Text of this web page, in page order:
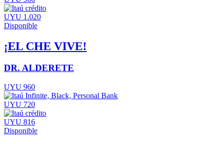
UYU 1.020
Disponible
¡EL CHE VIVE!
DR. ALDERETE
UYU 960
UYU 720
UYU 816
Disponible